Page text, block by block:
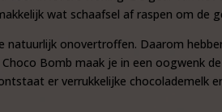
wat schaafsel af raspen om de
natuurlijk onovertroffen. Daarom
Bomb maak je in een oogwenk
er verrukkelijke chocolademelk